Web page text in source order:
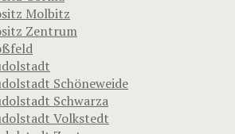
Molbitz
Zentrum
Schöneweide
Schwarza
Volkstedt